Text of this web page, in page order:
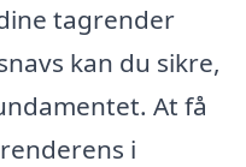
tagrender
kan du sikre,
At få
i